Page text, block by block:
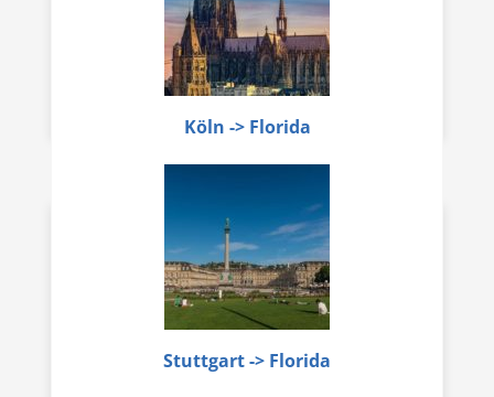
Köln -> Florida
Stuttgart -> Florida